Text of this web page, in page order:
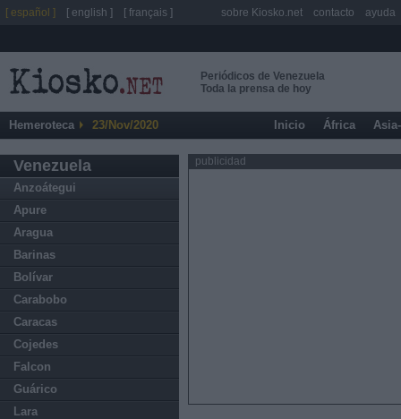
Periódicos de Venezuela
Toda la prensa de hoy
Hemeroteca 23/Nov/2020 Inicio África
Venezuela
Anzoátegui
Apure
Aragua
Barinas
Bolívar
Carabobo
Caracas
Cojedes
Falcon
Guárico
Lara
publicidad
[ español ] [ english ] [ français ] sobre Kiosko.net contacto ayuda